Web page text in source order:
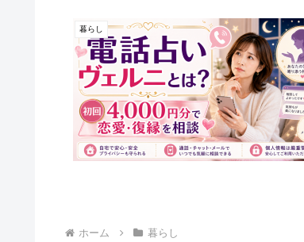
暮らし
ホーム 暮らし